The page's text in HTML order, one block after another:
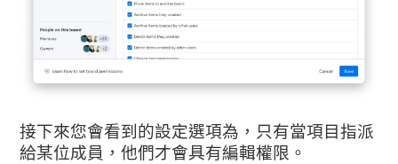
接下來您會看到的設定選項為，只有當項目指派
給某位成員，他們才會具有編輯權限。